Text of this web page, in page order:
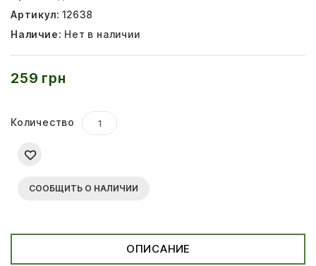
Артикул: 12638
Наличие: Нет в наличии
259 грн
Количество
СООБЩИТЬ О НАЛИЧИИ
ОПИСАНИЕ